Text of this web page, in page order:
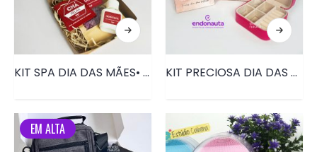
KIT SPA DIA DAS MÃES• PRD152 KIT PRECIOSA DIA DAS MÃES • PRD105
EM ALTA